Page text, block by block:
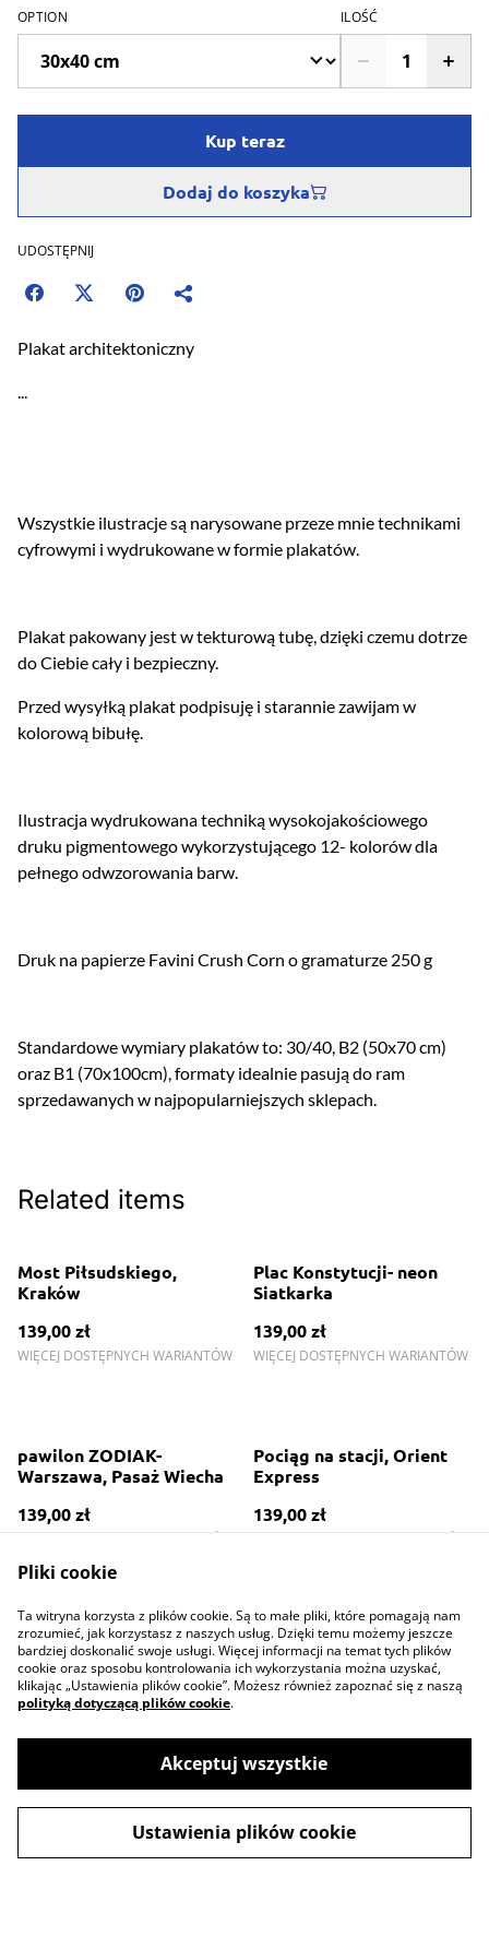
OPTION ILOŚĆ
Kup teraz
Dodaj do koszyka
UDOSTĘPNIJ
Plakat architektoniczny
...
Wszystkie ilustracje są narysowane przeze mnie technikami
cyfrowymi i wydrukowane w formie plakatów.
Plakat pakowany jest w tekturową tubę, dzięki czemu dotrze
do Ciebie cały i bezpieczny.
Przed wysyłką plakat podpisuję i starannie zawijam w
kolorową bibułę.
Ilustracja wydrukowana techniką wysokojakościowego
druku pigmentowego wykorzystującego 12- kolorów dla
pełnego odwzorowania barw.
Druk na papierze Favini Crush Corn o gramaturze 250 g
Standardowe wymiary plakatów to: 30/40, B2 (50x70 cm)
oraz B1 (70x100cm), formaty idealnie pasują do ram
sprzedawanych w najpopularniejszych sklepach.
Related items
Most Piłsudskiego,
Kraków
139,00 zł
WIĘCEJ DOSTĘPNYCH WARIANTÓW
Plac Konstytucji- neon
Siatkarka
139,00 zł
WIĘCEJ DOSTĘPNYCH WARIANTÓW
pawilon ZODIAK-
Warszawa, Pasaż Wiecha
139,00 zł
WIĘCEJ DOSTĘPNYCH WARIANTÓW
Pociąg na stacji, Orient
Express
139,00 zł
WIĘCEJ DOSTĘPNYCH WARIANTÓW
Contact Us
Privacy Policy
Cookie Policy
Pliki cookie
Ta witryna korzysta z plików cookie. Są to małe pliki, które pomagają nam
zrozumieć, jak korzystasz z naszych usług. Dzięki temu możemy jeszcze
bardziej doskonalić swoje usługi. Więcej informacji na temat tych plików
cookie oraz sposobu kontrolowania ich wykorzystania można uzyskać,
klikając „Ustawienia plików cookie”. Możesz również zapoznać się z naszą
polityką dotyczącą plików cookie.
Akceptuj wszystkie
Ustawienia plików cookie